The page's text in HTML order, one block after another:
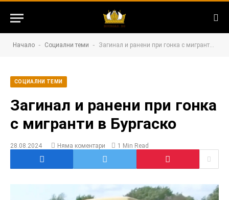
Начало - Социални теми - Загинал и ранени при гонка с мигранти в Бургаско
СОЦИАЛНИ ТЕМИ
Загинал и ранени при гонка
с мигранти в Бургаско
28.08.2024 Няма коментари 1 Min Read